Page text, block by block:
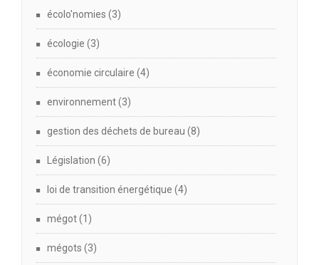
écolo'nomies (3)
écologie (3)
économie circulaire (4)
environnement(3)
gestion des déchets de bureau (8)
Législation (6)
loi de transition énergétique (4)
mégot(1)
mégots (3)